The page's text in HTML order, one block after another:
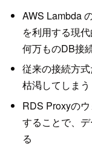
AWS Lambda
を利用する現
何万ものDB接
従来の接続方
枯渇してしまう
RDS Proxyの
することで、
る